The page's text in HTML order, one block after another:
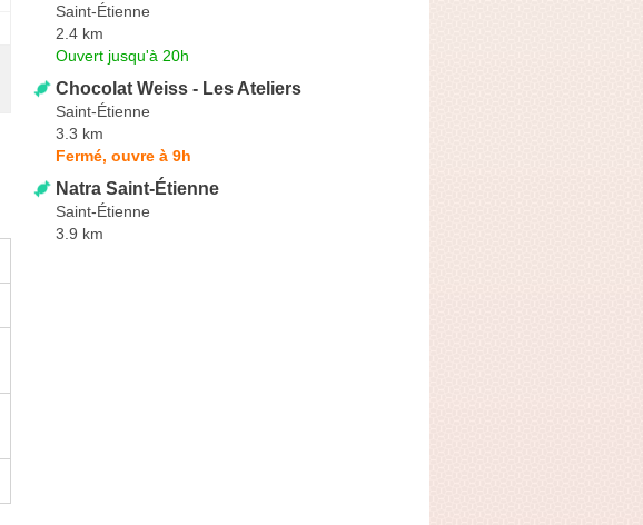
Saint-Étienne
2.4 km
Ouvert jusqu'à 20h
Chocolat Weiss - Les Ateliers
Saint-Étienne
3.3 km
Fermé, ouvre à 9h
Natra Saint-Étienne
Saint-Étienne
3.9 km